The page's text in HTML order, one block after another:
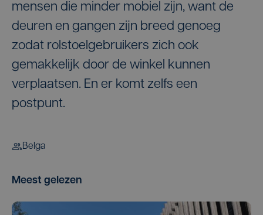
mensen die minder mobiel zijn, want de
deuren en gangen zijn breed genoeg
zodat rolstoelgebruikers zich ook
gemakkelijk door de winkel kunnen
verplaatsen. En er komt zelfs een
postpunt.
Belga
Meest gelezen